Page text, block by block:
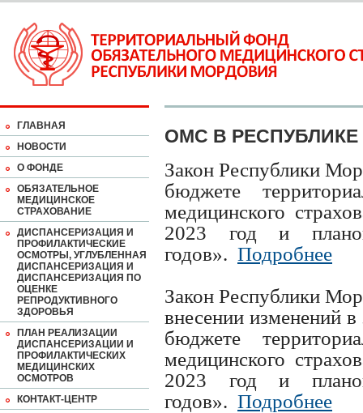
ГЛАВНАЯ
НОВОСТИ
О ФОНДЕ
ОБЯЗАТЕЛЬНОЕ
МЕДИЦИНСКОЕ
СТРАХОВАНИЕ
ДИСПАНСЕРИЗАЦИЯ И
ПРОФИЛАКТИЧЕСКИЕ
ОСМОТРЫ, УГЛУБЛЕННАЯ
ДИСПАНСЕРИЗАЦИЯ И
ДИСПАНСЕРИЗАЦИЯ ПО
ОЦЕНКЕ
РЕПРОДУКТИВНОГО
ЗДОРОВЬЯ
ПЛАН РЕАЛИЗАЦИИ
ДИСПАНСЕРИЗАЦИИ И
ПРОФИЛАКТИЧЕСКИХ
МЕДИЦИНСКИХ
ОСМОТРОВ
КОНТАКТ-ЦЕНТР
ОМС В
Закон Республики
бюджете
медицинского
2023 год и
годов». Подробнее
Закон Республики
внесении изменений
бюджете
медицинского
2023 год и
годов». Подробнее